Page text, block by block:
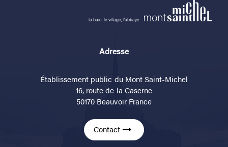
la baie, le village, l'abbaye
Adresse
Établissement public du Mont Saint-Michel
16, route de la Caserne
50170 Beauvoir France
Contact